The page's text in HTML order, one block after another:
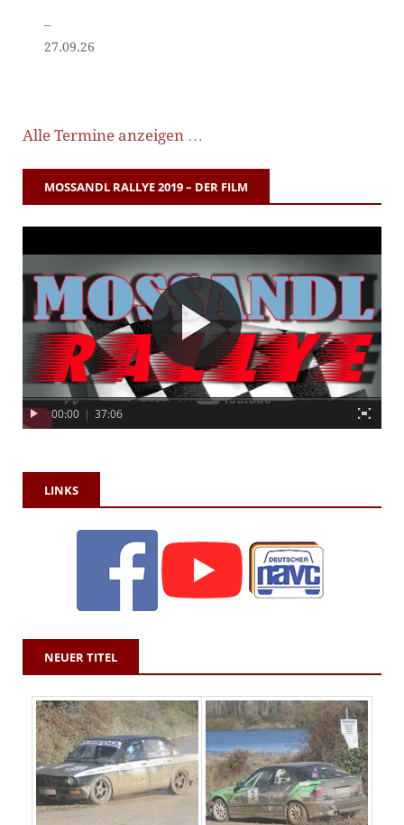
–
27.09.26
Alle Termine anzeigen …
MOSSANDL RALLYE 2019 – DER FILM
00:00 | 37:06
LINKS
NEUER TITEL